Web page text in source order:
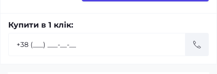
Купити в 1 клік: